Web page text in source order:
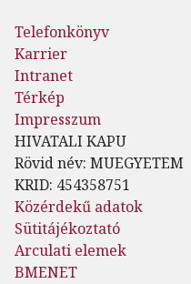
Telefonkönyv
Karrier
Intranet
Térkép
Impresszum
HIVATALI KAPU
Rövid név: MUEGYETEM
KRID: 454358751
Közérdekű adatok
Sütitájékoztató
Arculati elemek
BMENET